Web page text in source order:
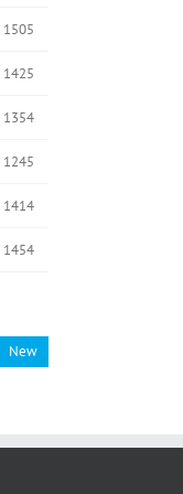
1505
1425
1354
1245
1414
1454
New